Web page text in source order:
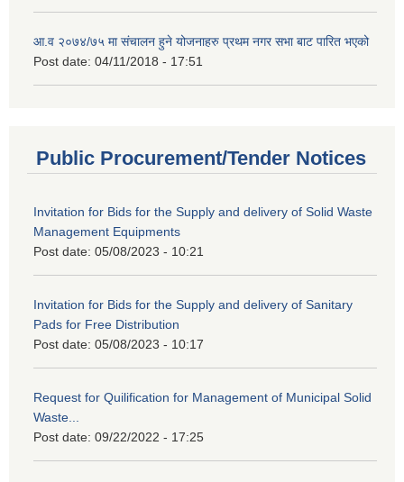
आ.व २०७४/७५ मा संचालन हुने योजनाहरु प्रथम नगर सभा बाट पारित भएको
Post date: 04/11/2018 - 17:51
Public Procurement/Tender Notices
Invitation for Bids for the Supply and delivery of Solid Waste
Management Equipments
Post date: 05/08/2023 - 10:21
Invitation for Bids for the Supply and delivery of Sanitary
Pads for Free Distribution
Post date: 05/08/2023 - 10:17
Request for Quilification for Management of Municipal Solid
Waste...
Post date: 09/22/2022 - 17:25